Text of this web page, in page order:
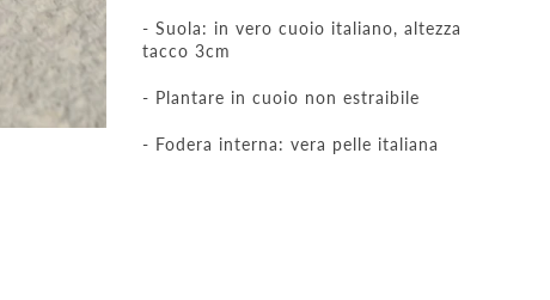
- Suola: in vero cuoio italiano, altezza
tacco 3cm
- Plantare in cuoio non estraibile
- Fodera interna: vera pelle italiana